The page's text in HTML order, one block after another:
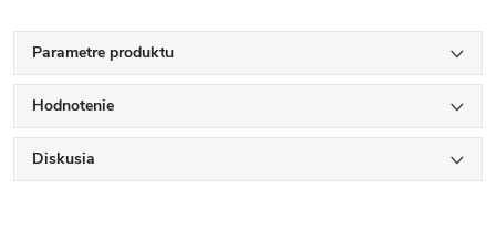
Parametre produktu
Hodnotenie
Diskusia